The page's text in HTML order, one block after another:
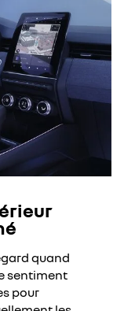
quand
sentiment
pour